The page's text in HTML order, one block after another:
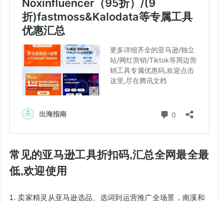
常见的亚马逊工具折扣码,汇总全网最全最
低,欢迎使用
卖家精灵从亚马逊选品、选词到运营推广全场景，南溪和